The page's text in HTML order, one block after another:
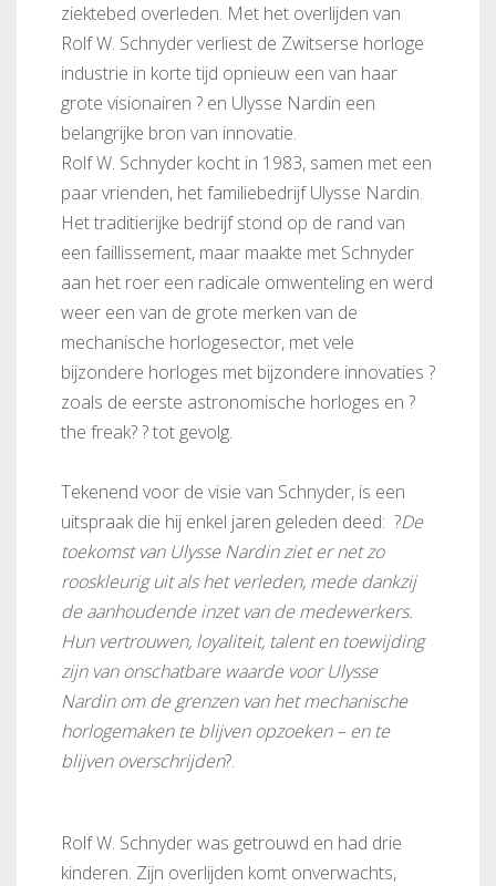
ziektebed overleden. Met het overlijden van
Rolf W. Schnyder verliest de Zwitserse horloge
industrie in korte tijd opnieuw een van haar
grote visionairen ? en Ulysse Nardin een
belangrijke bron van innovatie.
Rolf W. Schnyder kocht in 1983, samen met een
paar vrienden, het familiebedrijf Ulysse Nardin.
Het traditierijke bedrijf stond op de rand van
een faillissement, maar maakte met Schnyder
aan het roer een radicale omwenteling en werd
weer een van de grote merken van de
mechanische horlogesector, met vele
bijzondere horloges met bijzondere innovaties ?
zoals de eerste astronomische horloges en ?
the freak? ? tot gevolg.
Tekenend voor de visie van Schnyder, is een
uitspraak die hij enkel jaren geleden deed: ?De
toekomst van Ulysse Nardin ziet er net zo
rooskleurig uit als het verleden, mede dankzij
de aanhoudende inzet van de medewerkers.
Hun vertrouwen, loyaliteit, talent en toewijding
zijn van onschatbare waarde voor Ulysse
Nardin om de grenzen van het mechanische
horlogemaken te blijven opzoeken – en te
blijven overschrijden?.
Rolf W. Schnyder was getrouwd en had drie
kinderen. Zijn overlijden komt onverwachts,